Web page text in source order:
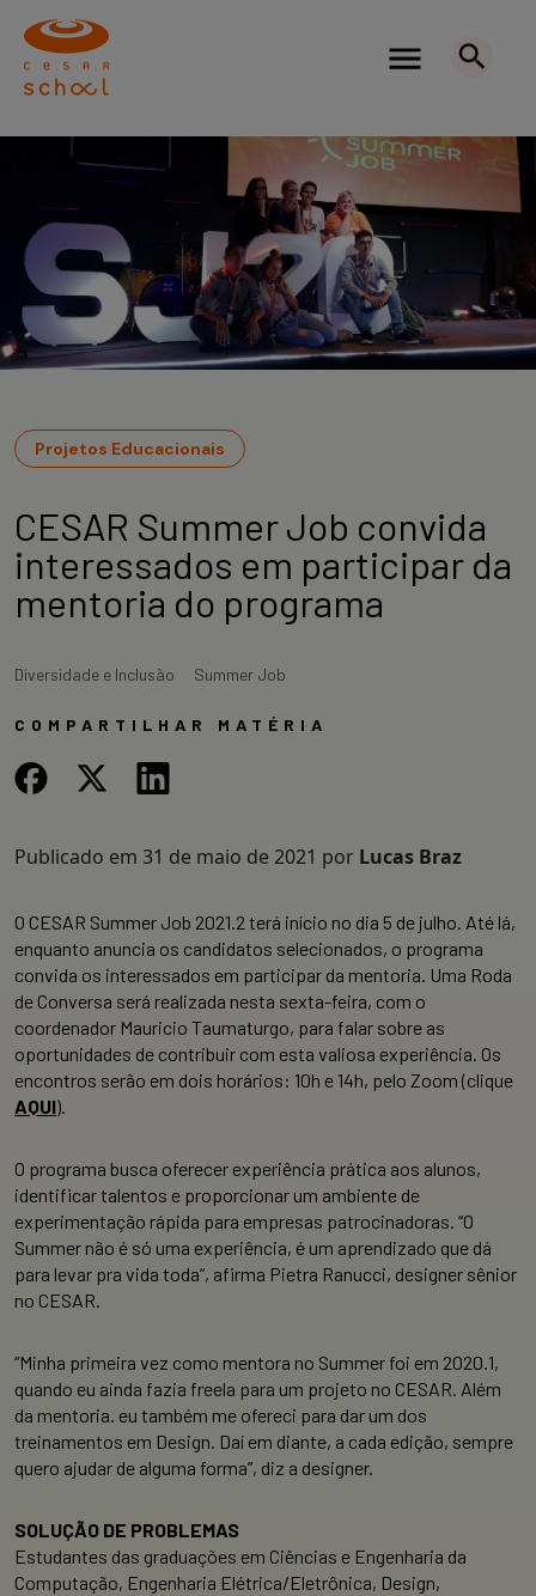
Projetos Educacionais
CESAR Summer Job convida
interessados em participar da
mentoria do programa
Diversidade e Inclusão Summer Job
COMPARTILHAR MATÉRIA
Publicado em 31 de maio de 2021 por Lucas Braz
O CESAR Summer Job 2021.2 terá início no dia 5 de julho. Até lá,
enquanto anuncia os candidatos selecionados, o programa
convida os interessados em participar da mentoria. Uma Roda
de Conversa será realizada nesta sexta-feira, com o
coordenador Mauricio Taumaturgo, para falar sobre as
oportunidades de contribuir com esta valiosa experiência. Os
encontros serão em dois horários: 10h e 14h, pelo Zoom (clique
AQUI).
O programa busca oferecer experiência prática aos alunos,
identificar talentos e proporcionar um ambiente de
experimentação rápida para empresas patrocinadoras. “O
Summer não é só uma experiência, é um aprendizado que dá
para levar pra vida toda”, afirma Pietra Ranucci, designer sênior
no CESAR.
“Minha primeira vez como mentora no Summer foi em 2020.1,
quando eu ainda fazia freela para um projeto no CESAR. Além
da mentoria. eu também me ofereci para dar um dos
treinamentos em Design. Daí em diante, a cada edição, sempre
quero ajudar de alguma forma”, diz a designer.
SOLUÇÃO DE PROBLEMAS
Estudantes das graduações em Ciências e Engenharia da
Computação, Engenharia Elétrica/Eletrônica, Design,